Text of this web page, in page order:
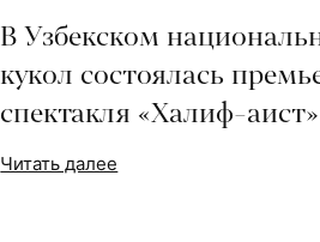
В Узбекском
кукол состоялась
спектакля «Халиф-аист»
Читать далее